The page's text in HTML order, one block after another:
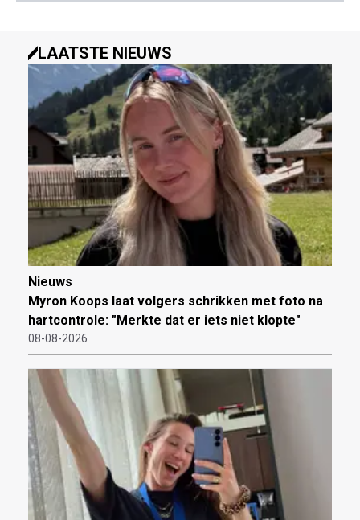
LAATSTE NIEUWS
Nieuws
Myron Koops laat volgers schrikken met foto na
hartcontrole: "Merkte dat er iets niet klopte"
08-08-2026